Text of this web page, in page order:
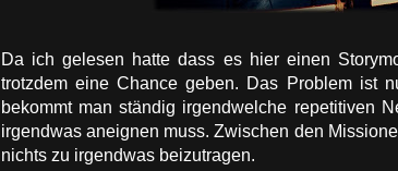
Da ich gelesen hatte dass es hier einen
trotzdem eine Chance geben. Das Problem ist
bekommt man ständig irgendwelche repetitiven
irgendwas aneignen muss. Zwischen den
nichts zu irgendwas beizutragen.